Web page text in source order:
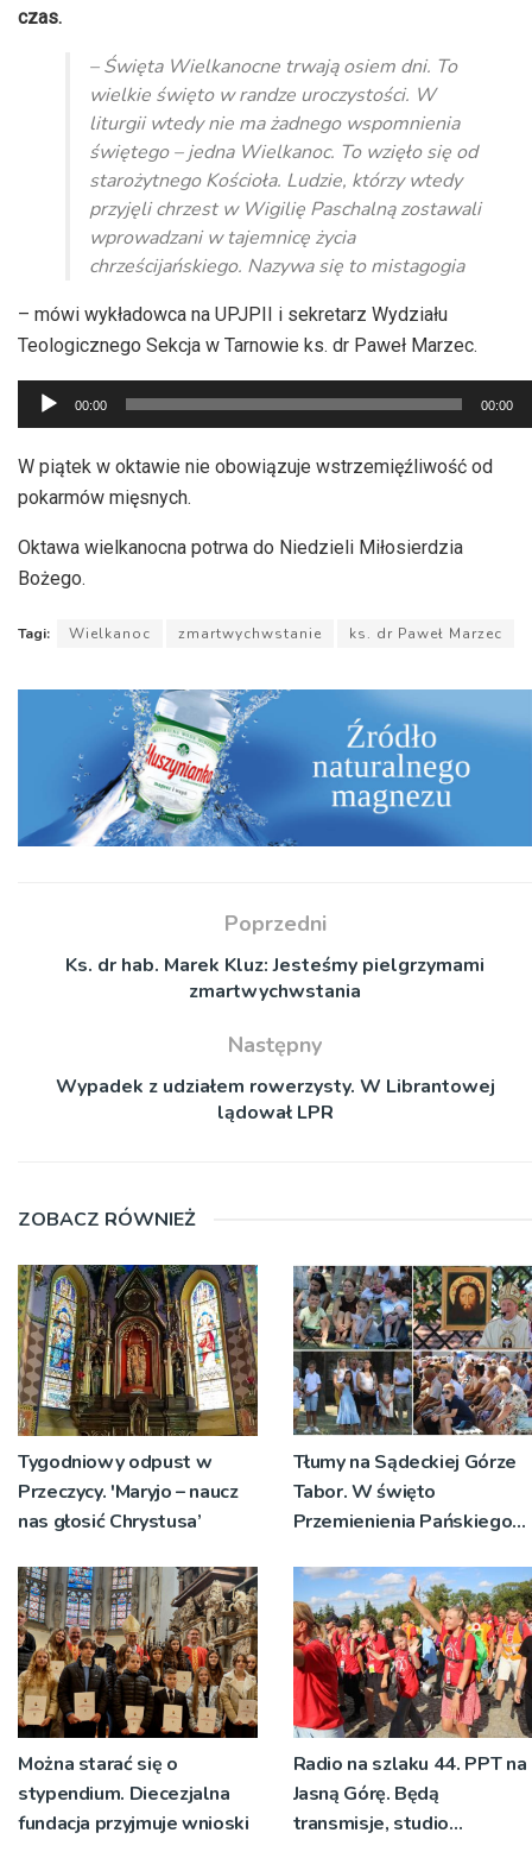
czas.
– Święta Wielkanocne trwają osiem dni. To
wielkie święto w randze uroczystości. W
liturgii wtedy nie ma żadnego wspomnienia
świętego – jedna Wielkanoc. To wzięło się od
starożytnego Kościoła. Ludzie, którzy wtedy
przyjęli chrzest w Wigilię Paschalną zostawali
wprowadzani w tajemnicę życia
chrześcijańskiego. Nazywa się to mistagogia
– mówi wykładowca na UPJPII i sekretarz Wydziału
Teologicznego Sekcja w Tarnowie ks. dr Paweł Marzec.
Odtwarzacz
plików
dźwiękowych
00:00 00:00
W piątek w oktawie nie obowiązuje wstrzemięźliwość od
pokarmów mięsnych.
Oktawa wielkanocna potrwa do Niedzieli Miłosierdzia
Bożego.
Tagi: Wielkanoc zmartwychwstanie ks. dr Paweł Marzec
Poprzedni
Ks. dr hab. Marek Kluz: Jesteśmy pielgrzymami
zmartwychwstania
Następny
Wypadek z udziałem rowerzysty. W Librantowej
lądował LPR
ZOBACZ RÓWNIEŻ
Tygodniowy odpust w
Przeczycy. 'Maryjo – naucz
nas głosić Chrystusa’
Tłumy na Sądeckiej Górze
Tabor. W święto
Przemienienia Pańskiego
znaczeniu Sakramentów
[ZDJĘCIA]
Można starać się o
stypendium. Diecezjalna
fundacja przyjmuje wnioski
Radio na szlaku 44. PPT na
Jasną Górę. Będą
transmisje, studio